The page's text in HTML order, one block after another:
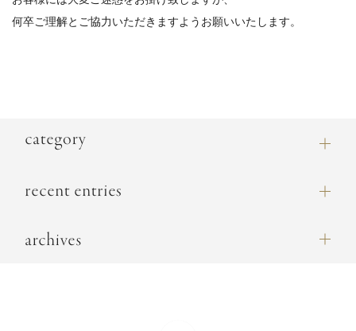
何卒ご理解とご協力いただきますようお願いいたします。